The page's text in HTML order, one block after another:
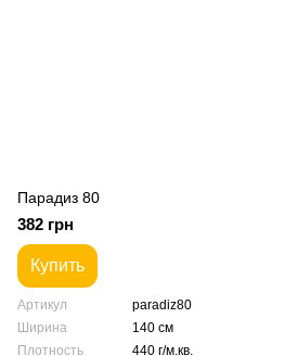
Парадиз 80
382 грн
Купить
Артикул
paradiz80
Ширина
140 см
Плотность
440 г/м.кв.